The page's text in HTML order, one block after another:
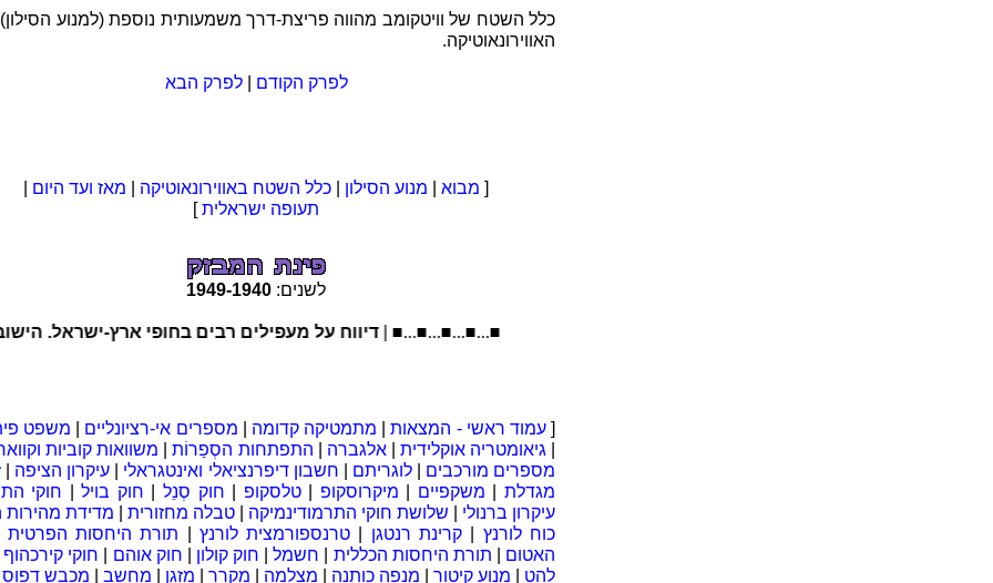
כלל השטח של וויטקומב מהווה פריצת-דרך משמעותית נוספת (למנוע
האווירונאוטיקה.
לפרק הקודם |לפרק הבא
[ מבוא מנוע הסילון כלל השטח באווירונאוטיקה מאז ועד היום
תעופה ישראלית]
לשנים: 1949-1940
■...■...■...■...■ |דיווח על מעפילים רבים בחופי ארץ-ישראל.
[עמוד ראשי - המצאות| מתמטיקה קדומה מספרים אי-רציונליים
משפט
גיאומטריה אוקלידית |אלגברה התפתחות הסְפַרוֹת| משוואות קוביות
מספרים מורכבים |לוגריתם חשבון דיפרנציאלי ואינטגראלי עיקרון הציפה
מגדלת
משקפיים מיקרוסקופ |טלסקופ חוק סְנֵל חוק בויל| חוקי
עיקרון ברנולי
שלושת חוקי התרמודינמיקה טבלה מחזורית מדידת מהירות
כוח לורנץ
קרינת רנטגן טרנספורמצית לורנץ תורת היחסות הפרטית
האטום
תורת היחסות הכללית חשמל| חוק קולון חוק אוהם חוקי קירכהוף
להט
מנוע קיטור מנפה כותנה מצלמה מקרר מזגן מחשב מכבש דפוס